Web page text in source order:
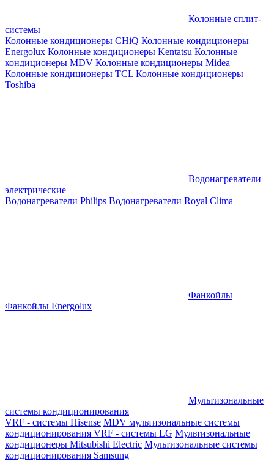
Колонные сплит-
системы
Колонные кондиционеры CHiQ Колонные кондиционеры
Energolux Колонные кондиционеры Kentatsu Колонные
кондиционеры MDV Колонные кондиционеры Midea
Колонные кондиционеры TCL Колонные кондиционеры
Toshiba
Водонагреватели
электрические
Водонагреватели Philips Водонагреватели Royal Clima
Фанкойлы
Фанкойлы Energolux
Мультизональные
системы кондиционирования
VRF - системы Hisense MDV мультизональные системы
кондиционирования VRF - системы LG Мультизональные
кондиционеры Mitsubishi Electric Мультизональные системы
кондиционирования Samsung